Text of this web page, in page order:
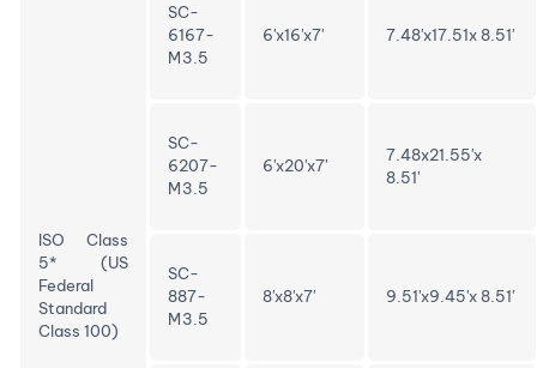
ISO Class
5* (US
Federal
Standard
Class 100)
SC-
6167-
M3.5
6'x16'x7' 7.48'x17.51x 8.51'
SC-
6207-
M3.5
6'x20'x7'
7.48x21.55'x
8.51'
SC-
887-
M3.5
8'x8'x7' 9.51'x9.45'x 8.51'